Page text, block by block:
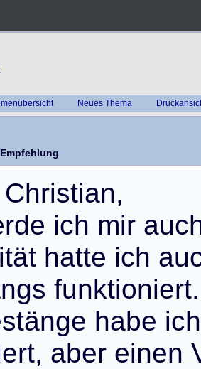
Neues Thema
Christian,
rde ich mir auc
ität hatte ich au
ngs funktioniert.
stänge habe ich
ert, aber einen